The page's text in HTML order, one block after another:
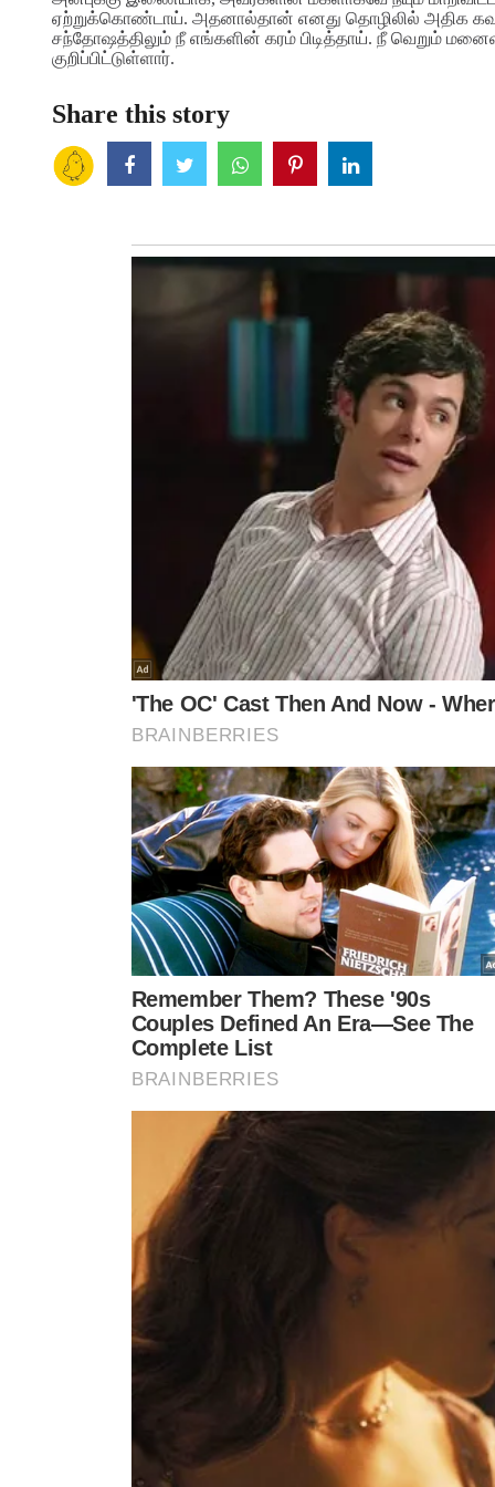
ஏற்றுக்கொண்டாய். அதனால்தான் எனது தொழிலில் அதிக
சந்தோஷத்திலும் நீ எங்களின் கரம் பிடித்தாய். நீ வெறும்
குறிப்பிட்டுள்ளார்.
Share this story